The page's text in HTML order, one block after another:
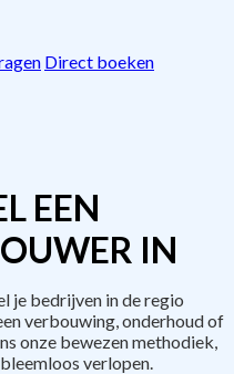
Direct boeken
EEN
IN
je bedrijven in de regio
verbouwing, onderhoud of
onze bewezen methodiek,
verlopen.